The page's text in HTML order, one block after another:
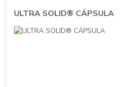
ULTRA SOLID® CÁPSULA